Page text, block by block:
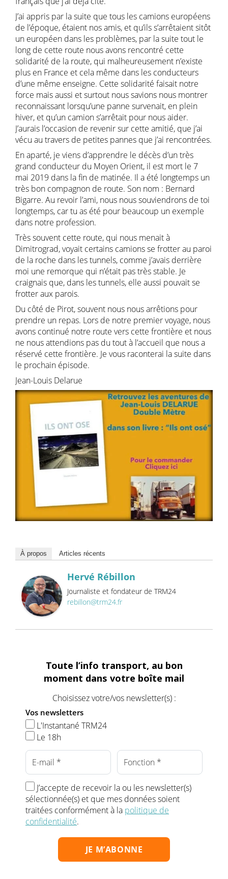
J’ai appris par la suite que tous les camions européens
de l’époque, étaient nos amis, et qu’ils s’arrêtaient sitôt
un européen dans les problèmes, par la suite tout le
long de cette route nous avons rencontré cette
solidarité de la route, qui malheureusement n’existe
plus en France et cela même dans les conducteurs
d’une même enseigne. Cette solidarité faisait notre
force mais aussi et surtout nous savions nous montrer
reconnaissant lorsqu’une panne survenait, en plein
hiver, et qu’un camion s’arrêtait pour nous aider.
J’aurais l’occasion de revenir sur cette amitié, que j’ai
vécu au travers de petites pannes que j’ai rencontrées.
En aparté, je viens d’apprendre le décès d’un très
grand conducteur du Moyen Orient, il est mort le 7
mai 2019 dans la fin de matinée. Il a été longtemps un
très bon compagnon de route. Son nom : Bernard
Bigarre. Au revoir l’ami, nous nous souviendrons de toi
longtemps, car tu as été pour beaucoup un exemple
dans notre profession.
Très souvent cette route, qui nous menait à
Dimitrograd, voyait certains camions se frotter au paroi
de la roche dans les tunnels, comme j’avais derrière
moi une remorque qui n’était pas très stable. Je
craignais que, dans les tunnels, elle aussi pouvait se
frotter aux parois.
Du côté de Pirot, souvent nous nous arrêtions pour
prendre un repas. Lors de notre premier voyage, nous
avons continué notre route vers cette frontière et nous
ne nous attendions pas du tout à l’accueil que nous a
réservé cette frontière. Je vous raconterai la suite dans
le prochain épisode.
Jean-Louis Delarue
À propos Articles récents
Hervé Rébillon
Journaliste et fondateur de TRM24
rebillon@trm24.fr
Toute l’info transport, au bon
moment dans votre boîte mail
Choisissez votre/vos newsletter(s) :
Vos newsletters
L'Instantané TRM24
Le 18h
J’accepte de recevoir la ou les newsletter(s)
sélectionnée(s) et que mes données soient
traitées conformément à la politique de
confidentialité.